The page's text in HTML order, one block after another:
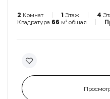
2 Комнат 1 Этаж 4
Квадратура 66 м² общая